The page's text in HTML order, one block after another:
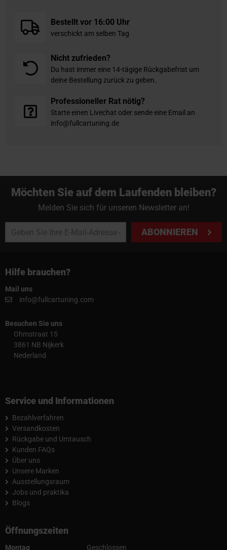
Bestellt vor 16:00 Uhr
verschickt am selben Tag
Nicht zufrieden?
Du hast immer eine 14-tägige Rückgabefrist um
deine Bestellung zurück zu geben.
Professioneller Rat nötig?
Starte einen Livechat oder sende eine Email an
info@fullcartuning.de
Möchten Sie auf dem Laufenden bleiben?
Melden Sie sich für unseren Newsletter an!
ABONNIEREN
Hilfe brauchen?
Mail uns
info@fullcartuning.com
Besuchen Sie uns
Ohmstraat 15
3861 NB Nijkerk
Nederland
Service und Informationen
Bezahlverfahren
Versandkosten
Rückgabe und Umtausch
Kunden FAQs
Über uns
Unsere Marken
Ausstellungsraum
Jobs und praktika
Blogs
Öffnungszeiten
Montag Geschlossen